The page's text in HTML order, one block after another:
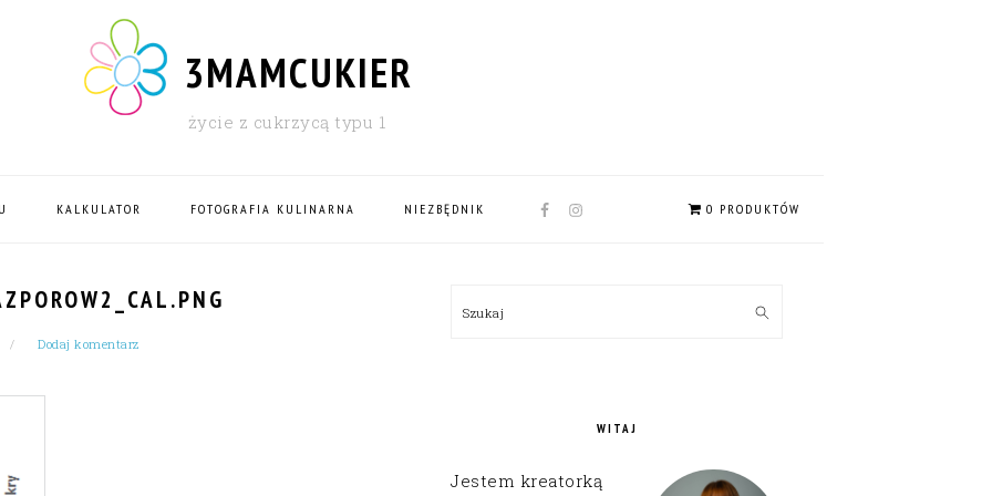
3MAMCUKIER
życie z cukrzycą typu 1
KALKULATOR FOTOGRAFIA KULINARNA NIEZBĘDNIK
NAV
0 PRODUKTÓW
Dodaj komentarz
SIDEBAR
Szukaj
WITAJ
Jestem kreatorką